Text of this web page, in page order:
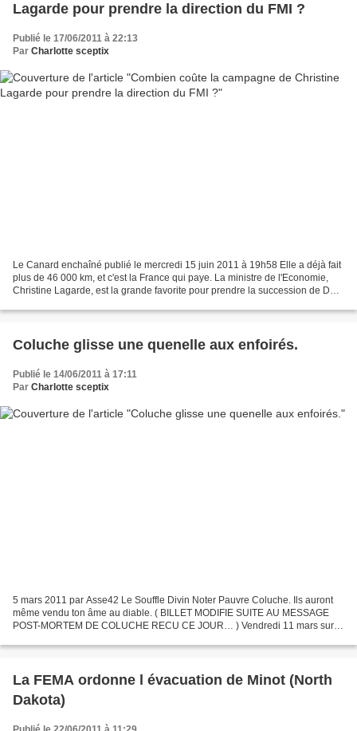
Lagarde pour prendre la direction du FMI ?
Publié le 17/06/2011 à 22:13
Par Charlotte sceptix
Le Canard enchaîné publié le mercredi 15 juin 2011 à 19h58 Elle a déjà fait
plus de 46 000 km, et c'est la France qui paye. La ministre de l'Economie,
Christine Lagarde, est la grande favorite pour prendre la succession de DSK
Coluche glisse une quenelle aux enfoirés.
Publié le 14/06/2011 à 17:11
Par Charlotte sceptix
5 mars 2011 par Asse42 Le Souffle Divin Noter Pauvre Coluche. Ils auront
même vendu ton âme au diable. ( BILLET MODIFIE SUITE AU MESSAGE
POST-MORTEM DE COLUCHE RECU CE JOUR… ) Vendredi 11 mars sur
La FEMA ordonne l évacuation de Minot (North
Dakota)